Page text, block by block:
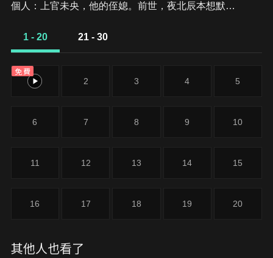
個人：上官未央，他的侄媳。前世，夜北辰本想默默
落城牆的結局，他的心也宛如跌入萬丈深淵，所以他
面，再愛一次的機會！今生，上官未央重生歸來，卻
被前世仇人夜北辰強取豪奪，霸道掌控！殊不知，夜
二人深陷愛恨糾纏，如宿命般至死難休，隔著最致命
1 - 20 21 - 30
免費
1 2 3 4 5
6 7 8 9 10
11 12 13 14 15
16 17 18 19 20
其他人也看了